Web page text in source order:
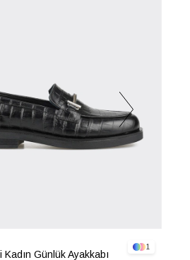
Kadın Günlük Ayakkabı
1